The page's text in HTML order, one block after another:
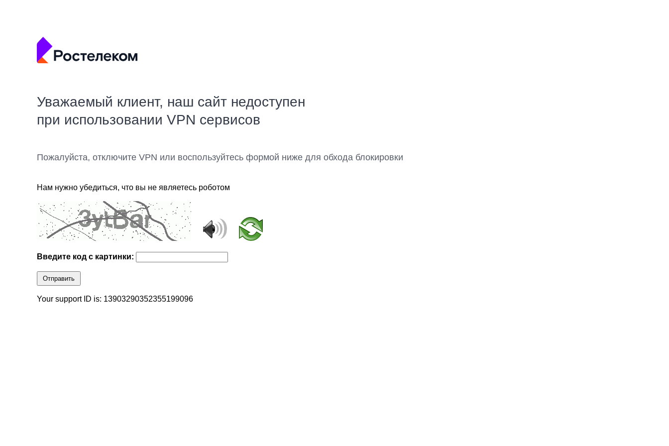
Уважаемый клиент, наш сайт недоступен
при использовании VPN сервисов
Пожалуйста, отключите VPN или воспользуйтесь формой ниже для обхода блокировки
Нам нужно убедиться, что вы не являетесь роботом
Введите код с картинки:
Отправить
Your support ID is: 13903290352355199096